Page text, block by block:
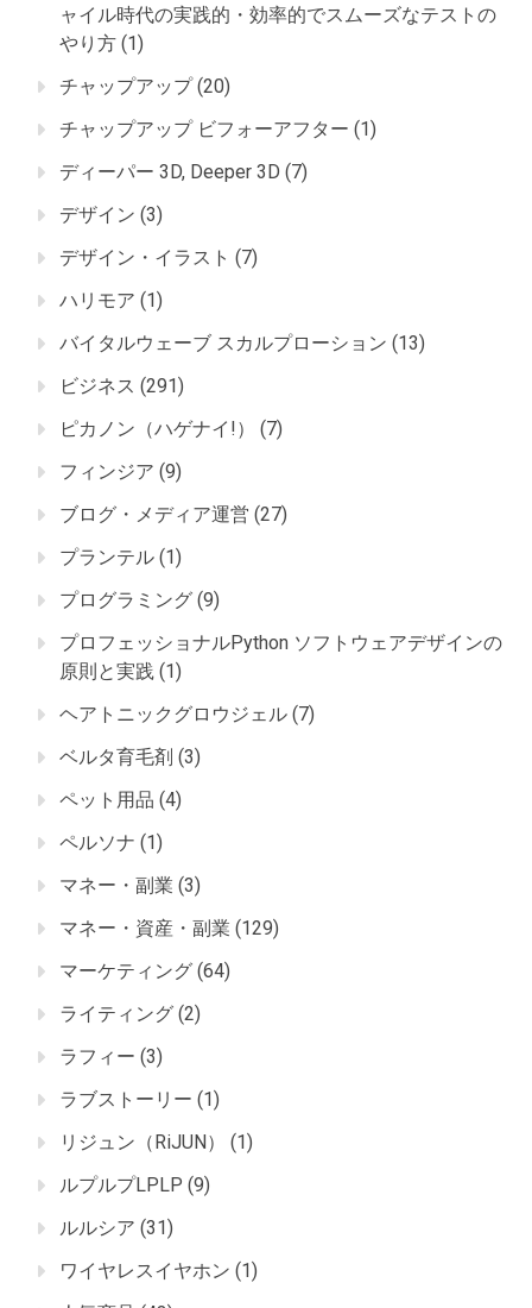
ャイル時代の実践的・効率的でスムーズなテストの
やり方 (1)
チャップアップ(20)
チャップアップ ビフォーアフター (1)
ディーパー 3D, Deeper 3D (7)
デザイン (3)
デザイン・イラスト (7)
ハリモア (1)
バイタルウェーブ スカルプローション (13)
ビジネス (291)
ピカノン（ハゲナイ!）
(7)
フィンジア (9)
ブログ・メディア運営 (27)
プランテル (1)
プログラミング (9)
プロフェッショナルPython ソフトウェアデザインの
原則と実践 (1)
ヘアトニックグロウジェル (7)
ベルタ育毛剤 (3)
ペット用品 (4)
ペルソナ (1)
マネー・副業 (3)
マネー・資産・副業 (129)
マーケティング (64)
ライティング (2)
ラフィー (3)
ラブストーリー (1)
リジュン（RiJUN）
(1)
ルプルプLPLP (9)
ルルシア (31)
ワイヤレスイヤホン (1)